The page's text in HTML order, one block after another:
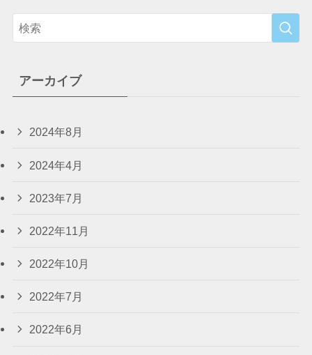
アーカイブ
2024年8月
2024年4月
2023年7月
2022年11月
2022年10月
2022年7月
2022年6月